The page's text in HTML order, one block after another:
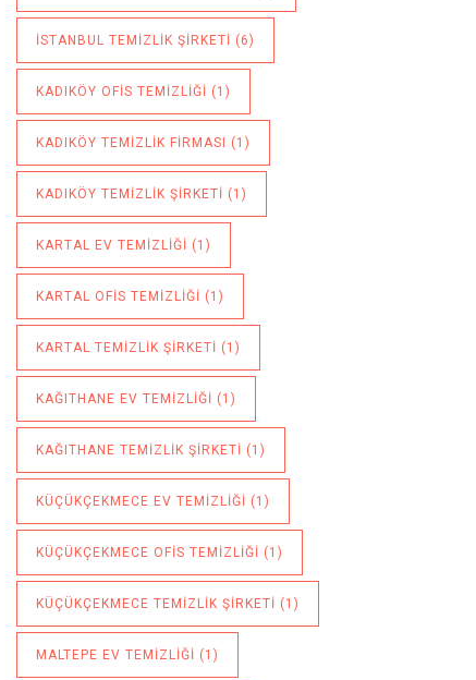
ISTANBUL TEMIZLIK ŞIRKETI (6)
KADIKÖY OFIS TEMIZLIĞI (1)
KADIKÖY TEMIZLIK FIRMASI (1)
KADIKÖY TEMIZLIK ŞIRKETI (1)
KARTAL EV TEMIZLIĞI (1)
KARTAL OFIS TEMIZLIĞI (1)
KARTAL TEMIZLIK ŞIRKETI (1)
KAĞITHANE EV TEMIZLIĞI (1)
KAĞITHANE TEMIZLIK ŞIRKETI (1)
KÜÇÜKÇEKMECE EV TEMIZLIĞI (1)
KÜÇÜKÇEKMECE OFIS TEMIZLIĞI (1)
KÜÇÜKÇEKMECE TEMIZLIK ŞIRKETI (1)
MALTEPE EV TEMIZLIĞI (1)